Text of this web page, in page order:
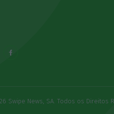
Swipe News, SA. Todos os Direitos